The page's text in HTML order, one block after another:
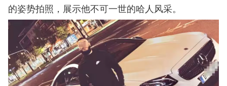
的姿势拍照，展示他不可一世的哈人风采。